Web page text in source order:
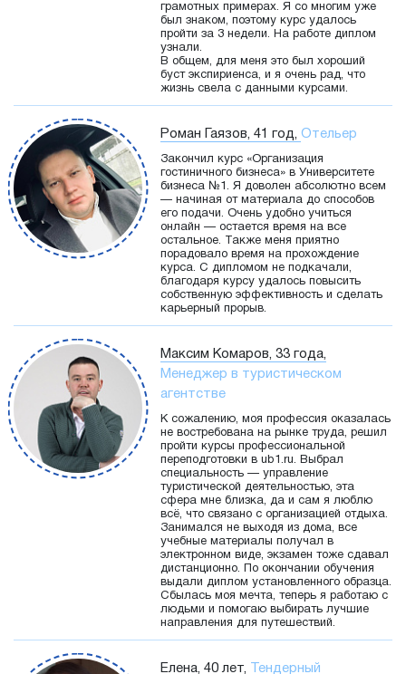
грамотных примерах. Я со многим уже
был знаком, поэтому курс удалось
пройти за 3 недели. На работе диплом
узнали.
В общем, для меня это был хороший
буст экспириенса, и я очень рад, что
жизнь свела с данными курсами.
Роман Гаязов, 41 год, Отельер
Закончил курс «Организация
гостиничного бизнеса» в Университете
бизнеса №1. Я доволен абсолютно всем
— начиная от материала до способов
его подачи. Очень удобно учиться
онлайн — остается время на все
остальное. Также меня приятно
порадовало время на прохождение
курса. С дипломом не подкачали,
благодаря курсу удалось повысить
собственную эффективность и сделать
карьерный прорыв.
Максим Комаров, 33 года,
Менеджер в туристическом
агентстве
К сожалению, моя профессия оказалась
не востребована на рынке труда, решил
пройти курсы профессиональной
переподготовки в ub1.ru. Выбрал
специальность — управление
туристической деятельностью, эта
сфера мне близка, да и сам я люблю
всё, что связано с организацией отдыха.
Занимался не выходя из дома, все
учебные материалы получал в
электронном виде, экзамен тоже сдавал
дистанционно. По окончании обучения
выдали диплом установленного образца.
Сбылась моя мечта, теперь я работаю с
людьми и помогаю выбирать лучшие
направления для путешествий.
Елена, 40 лет,
Тендерный